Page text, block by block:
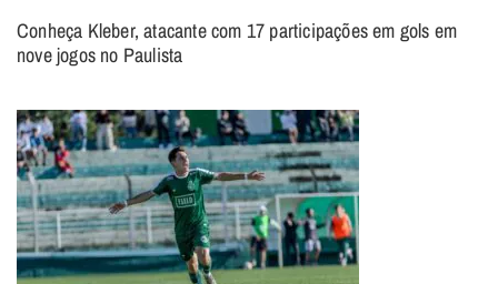
Conheça Kleber, atacante com 17 participações em gols em
nove jogos no Paulista